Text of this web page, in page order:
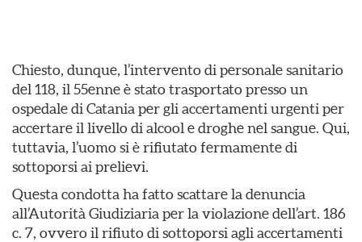
Chiesto, dunque, l’intervento di personale sanitario
del 118, il 55enne è stato trasportato presso un
ospedale di Catania per gli accertamenti urgenti per
accertare il livello di alcool e droghe nel sangue. Qui,
tuttavia, l’uomo si è rifiutato fermamente di
sottoporsi ai prelievi.
Questa condotta ha fatto scattare la denuncia
all’Autorità Giudiziaria per la violazione dell’art. 186
c. 7, ovvero il rifiuto di sottoporsi agli accertamenti